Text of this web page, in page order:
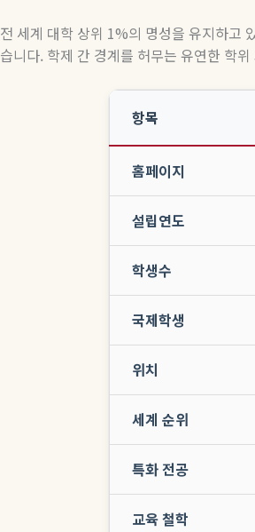
전 세계 대학 상위 1%의 명성을 유지하고
습니다. 학제 간 경계를 허무는 유연한 학
항목
홈페이지
설립연도
학생수
국제학생
위치
세계 순위
특화 전공
교육 철학